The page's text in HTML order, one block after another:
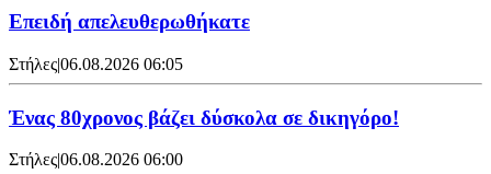
Επειδή απελευθερωθήκατε
Στήλες|06.08.2026 06:05
Ένας 80χρονος βάζει δύσκολα σε δικηγόρο!
Στήλες|06.08.2026 06:00